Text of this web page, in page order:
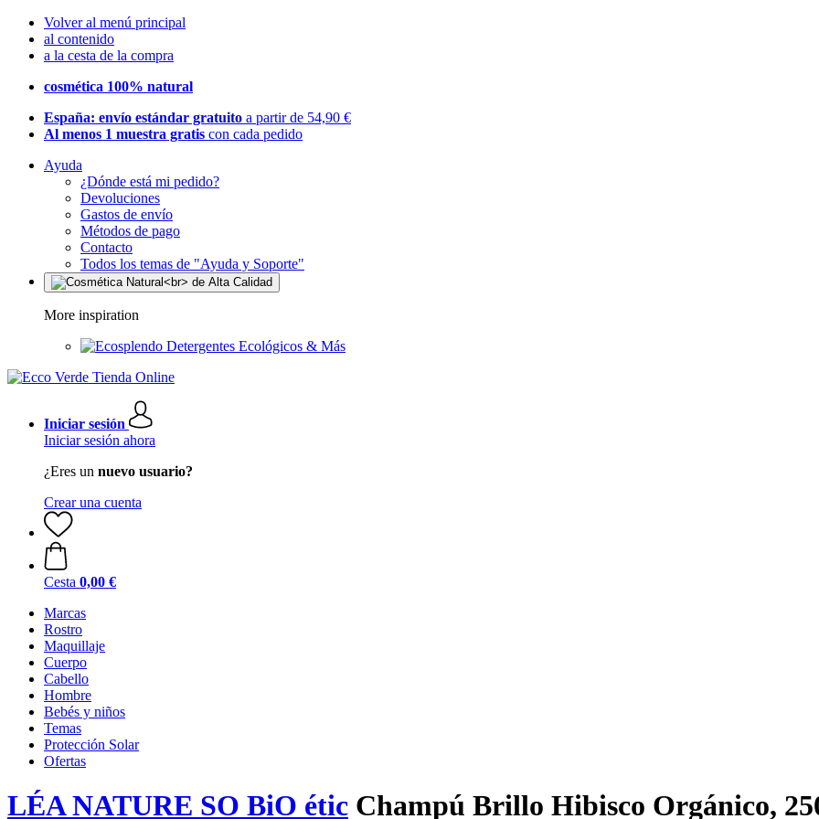
Volver al menú principal
al contenido
a la cesta de la compra
cosmética 100% natural
España: envío estándar gratuito a partir de 54,90 €
Al menos 1 muestra gratis con cada pedido
Ayuda
¿Dónde está mi pedido?
Devoluciones
Gastos de envío
Métodos de pago
Contacto
Todos los temas de "Ayuda y Soporte"
More inspiration
Detergentes Ecológicos & Más
Iniciar sesión
Iniciar sesión ahora
¿Eres un nuevo usuario?
Crear una cuenta
Cesta 0,00 €
Marcas
Rostro
Maquillaje
Cuerpo
Cabello
Hombre
Bebés y niños
Temas
Protección Solar
Ofertas
LÉA NATURE SO BiO étic Champú Brillo Hibisco Orgánico,